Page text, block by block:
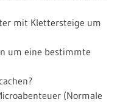
mit Klettersteige um
um eine bestimmte
(Normale